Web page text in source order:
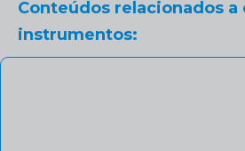
Conteúdos relacionados a
instrumentos: